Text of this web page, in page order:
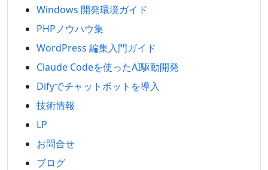
Windows 開発環境ガイド
PHPノウハウ集
WordPress 編集入門ガイド
Claude Codeを使ったAI駆動開発
Difyでチャットボットを導入
技術情報
LP
お問合せ
ブログ